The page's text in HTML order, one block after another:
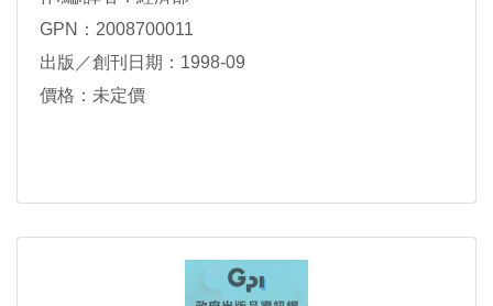
GPN：2008700011
出版／創刊日期：1998-09
價格：未定價